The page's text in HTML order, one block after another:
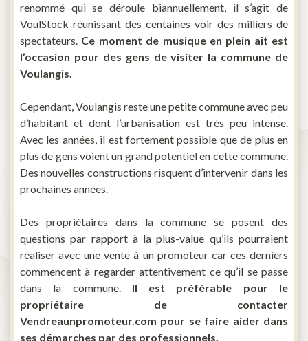
renommé qui se déroule biannuellement, il s’agit de
VoulStock réunissant des centaines voir des milliers de
spectateurs. Ce moment de musique en plein ait est
l’occasion pour des gens de visiter la commune de
Voulangis.
Cependant, Voulangis reste une petite commune avec peu
d’habitant et dont l’urbanisation est très peu intense.
Avec les années, il est fortement possible que de plus en
plus de gens voient un grand potentiel en cette commune.
Des nouvelles constructions risquent d’intervenir dans les
prochaines années.
Des propriétaires dans la commune se posent des
questions par rapport à la plus-value qu’ils pourraient
réaliser avec une vente à un promoteur car ces derniers
commencent à regarder attentivement ce qu’il se passe
dans la commune. Il est préférable pour le
propriétaire de contacter
Vendreaunpromoteur.com pour se faire aider dans
ses démarches par des professionnels.